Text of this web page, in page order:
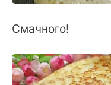
Смачного!